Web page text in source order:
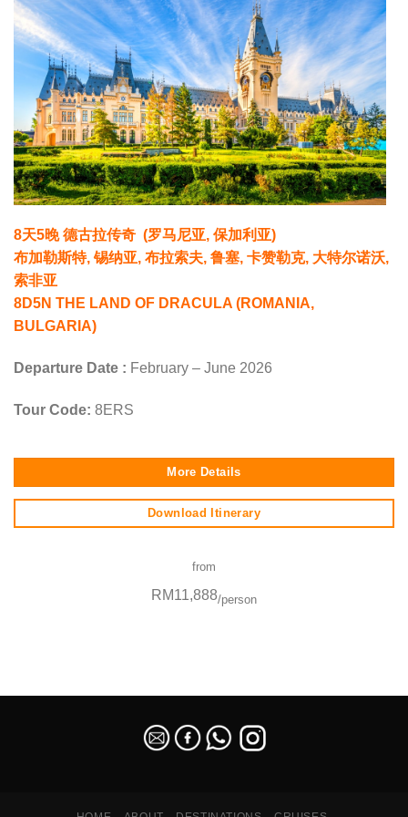
8天5晚 德古拉传奇 (罗马尼亚, 保加利亚)
布加勒斯特, 锡纳亚, 布拉索夫, 鲁塞, 卡赞勒克, 大特尔诺沃,
索非亚
8D5N THE LAND OF DRACULA (ROMANIA,
BULGARIA)
Departure Date : February – June 2026
Tour Code: 8ERS
More Details
Download Itinerary
from
RM11,888/person